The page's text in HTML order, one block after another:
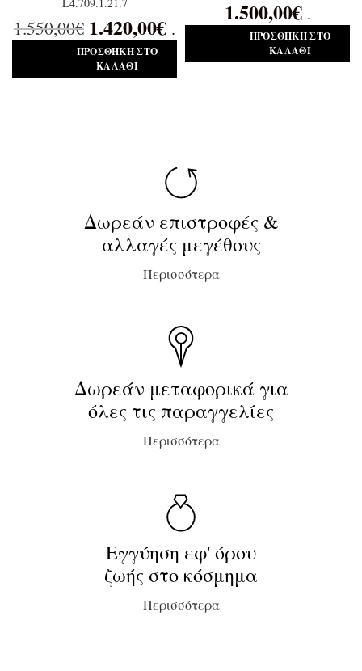
1.550,00€ 1.420,00€ .
ΠΡΟΣΘΉΚΗ ΣΤΟ
ΚΑΛΆΘΙ
1.500,00€ .
ΠΡΟΣΘΉΚΗ ΣΤΟ
ΚΑΛΆΘΙ
Δωρεάν επιστροφές &
αλλαγές μεγέθους
Περισσότερα
Δωρεάν μεταφορικά για
όλες τις παραγγελίες
Περισσότερα
Εγγύηση εφ' όρου
ζωής στο κόσμημα
Περισσότερα